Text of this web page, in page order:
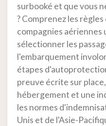
surbooké et que vous
? Comprenez les
compagnies
sélectionner les
l'embarquement
étapes
preuve écrite sur
hébergement et une
les normes
Unis et de l'Asie-